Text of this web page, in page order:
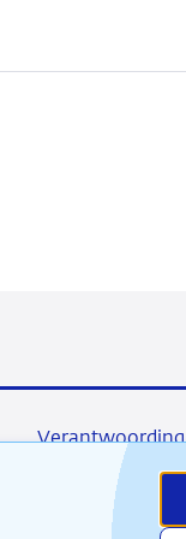
Verantwoording